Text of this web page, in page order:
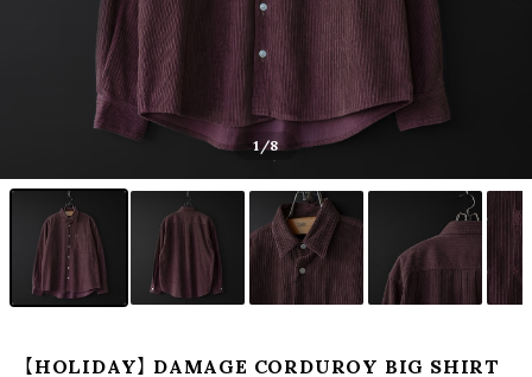
1/8
【HOLIDAY】 DAMAGE CORDUROY BIG SHIRT